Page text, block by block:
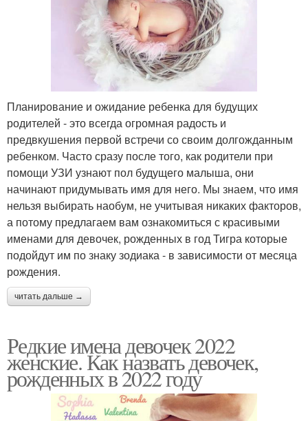
Планирование и ожидание ребенка для будущих
родителей - это всегда огромная радость и
предвкушения первой встречи со своим долгожданным
ребенком. Часто сразу после того, как родители при
помощи УЗИ узнают пол будущего малыша, они
начинают придумывать имя для него. Мы знаем, что имя
нельзя выбирать наобум, не учитывая никаких факторов,
а потому предлагаем вам ознакомиться с красивыми
именами для девочек, рожденных в год Тигра которые
подойдут им по знаку зодиака - в зависимости от месяца
рождения.
читать дальше →
Редкие имена девочек 2022
женские. Как назвать девочек,
рожденных в 2022 году